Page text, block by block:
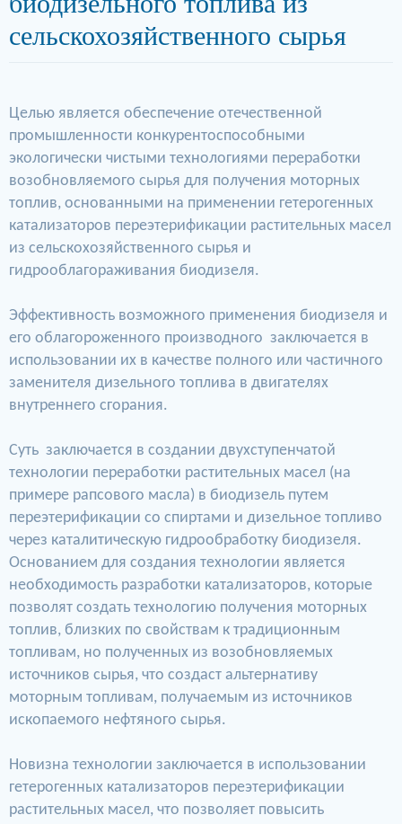
сельскохозяйственного сырья
Целью является обеспечение отечественной
промышленности конкурентоспособными
экологически чистыми технологиями переработки
возобновляемого сырья для получения моторных
топлив, основанными на применении гетерогенных
катализаторов переэтерификации растительных масел
из сельскохозяйственного сырья и
гидрооблагораживания биодизеля.
Эффективность возможного применения биодизеля и
его облагороженного производного заключается в
использовании их в качестве полного или частичного
заменителя дизельного топлива в двигателях
внутреннего сгорания.
Суть заключается в создании двухступенчатой
технологии переработки растительных масел (на
примере рапсового масла) в биодизель путем
переэтерификации со спиртами и дизельное топливо
через каталитическую гидрообработку биодизеля.
Основанием для создания технологии является
необходимость разработки катализаторов, которые
позволят создать технологию получения моторных
топлив, близких по свойствам к традиционным
топливам, но полученных из возобновляемых
источников сырья, что создаст альтернативу
моторным топливам, получаемым из источников
ископаемого нефтяного сырья.
Новизна технологии заключается в использовании
гетерогенных катализаторов переэтерификации
растительных масел, что позволяет повысить